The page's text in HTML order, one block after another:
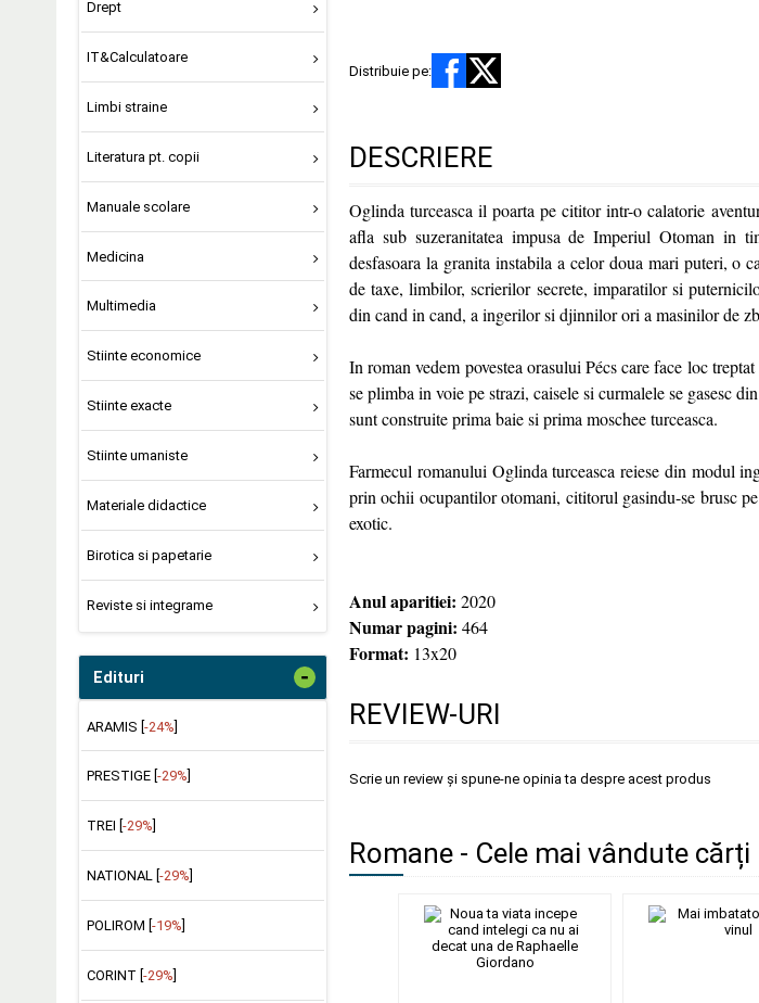
Drept
IT&Calculatoare
Limbi straine
Literatura pt. copii
Manuale scolare
Medicina
Multimedia
Stiinte economice
Stiinte exacte
Stiinte umaniste
Materiale didactice
Birotica si papetarie
Reviste si integrame
Edituri -
ARAMIS [-24%]
PRESTIGE [ -29%
TREI [ -29%
NATIONAL [ -29%
POLIROM [ -19%
CORINT [ -29%
Distribuie pe:
DESCRIERE
Oglinda turceasca il poarta pe cititor intr-o calatorie
afla sub suzeranitatea impusa de Imperiul Otoman in
desfasoara la granita instabila a celor doua mari puteri, o
de taxe, limbilor, scrierilor secrete, imparatilor si
din cand in cand, a ingerilor si djinnilor ori a masinilor de
In roman vedem povestea orasului Pécs care face loc
se plimba in voie pe strazi, caisele si curmalele se gasesc
sunt construite prima baie si prima moschee turceasca.
Farmecul romanului Oglinda turceasca reiese din modul
prin ochii ocupantilor otomani, cititorul gasindu-se brusc
exotic.
Anul aparitiei: 2020
Numar pagini: 464
Format: 13x20
REVIEW-URI
Scrie un review și spune-ne opinia ta despre acest produs
Romane - Cele mai vândute cărți